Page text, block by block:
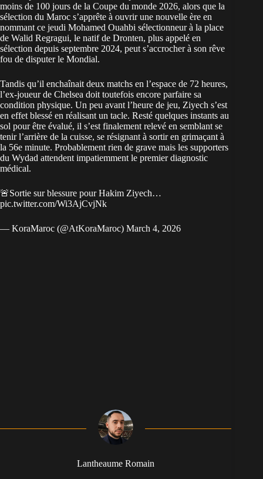
moins de 100 jours de la Coupe du monde 2026, alors que la
sélection du Maroc s’apprête à ouvrir une nouvelle ère en
nommant ce jeudi Mohamed Ouahbi sélectionneur à la place
de Walid Regragui, le natif de Dronten, plus appelé en
sélection depuis septembre 2024, peut s’accrocher à son rêve
fou de disputer le Mondial.
Tandis qu’il enchaînait deux matchs en l’espace de 72 heures,
l’ex-joueur de Chelsea doit toutefois encore parfaire sa
condition physique. Un peu avant l’heure de jeu, Ziyech s’est
en effet blessé en réalisant un tacle. Resté quelques instants au
sol pour être évalué, il s’est finalement relevé en semblant se
tenir l’arrière de la cuisse, se résignant à sortir en grimaçant à
la 56e minute. Probablement rien de grave mais les supporters
du Wydad attendent impatiemment le premier diagnostic
médical.
🚨Sortie sur blessure pour Hakim Ziyech…
pic.twitter.com/Wi3AjCvjNk
— KoraMaroc (@AtKoraMaroc) March 4, 2026
Lantheaume Romain